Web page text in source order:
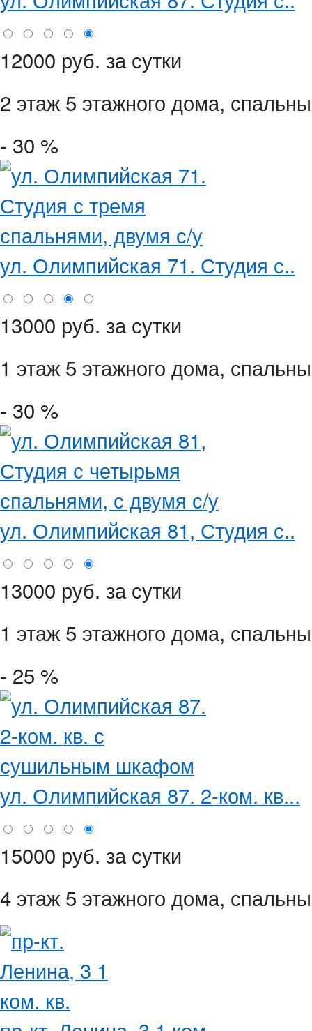
12000 руб. за сутки
2 этаж 5 этажного дома,
- 30 %
ул. Олимпийская 71. Студия с..
13000 руб. за сутки
1 этаж 5 этажного дома,
- 30 %
ул. Олимпийская 81, Студия с..
13000 руб. за сутки
1 этаж 5 этажного дома,
- 25 %
ул. Олимпийская 87. 2-ком. кв...
15000 руб. за сутки
4 этаж 5 этажного дома,